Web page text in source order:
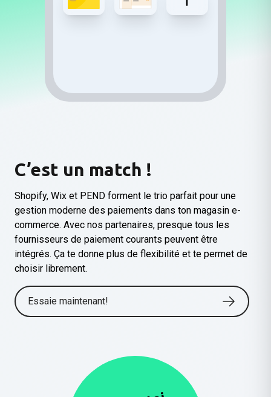
C’est un match !
Shopify, Wix et PEND forment le trio parfait pour une
gestion moderne des paiements dans ton magasin e-
commerce. Avec nos partenaires, presque tous les
fournisseurs de paiement courants peuvent être
intégrés. Ça te donne plus de flexibilité et te permet de
choisir librement.
Essaie maintenant!